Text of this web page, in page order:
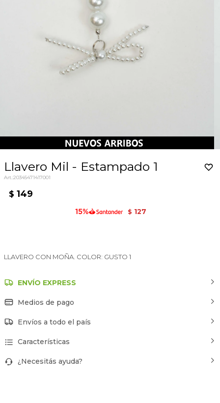
Llavero Mil - Estampado 1
20345471417001
$ 149
$ 127
LLAVERO CON MOÑA. COLOR: GUSTO 1
ENVÍO EXPRESS
Medios de pago
Envíos a todo el país
Características
¿Necesitás ayuda?